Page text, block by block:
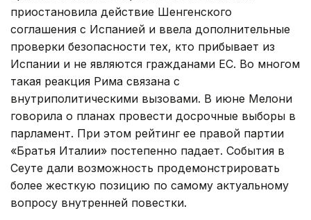
приостановила действие Шенгенского
соглашения с Испанией и ввела дополнительные
проверки безопасности тех, кто прибывает из
Испании и не являются гражданами ЕС. Во многом
такая реакция Рима связана с
внутриполитическими вызовами. В июне Мелони
говорила о планах провести досрочные выборы в
парламент. При этом рейтинг ее правой партии
«Братья Италии» постепенно падает. События в
Сеуте дали возможность продемонстрировать
более жесткую позицию по самому актуальному
вопросу внутренней повестки.